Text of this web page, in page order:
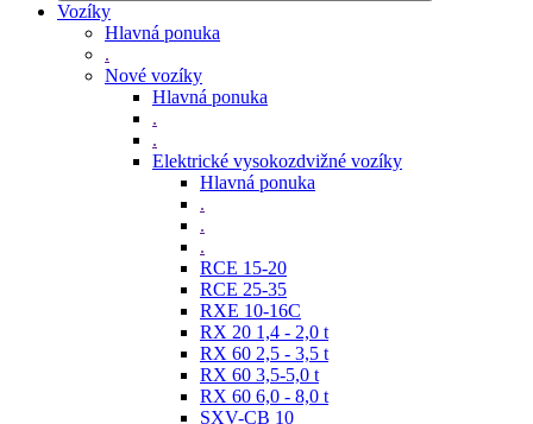
Vozíky
Hlavná ponuka
.
Nové vozíky
Hlavná ponuka
.
.
Elektrické vysokozdvižné vozíky
Hlavná ponuka
.
.
.
RCE 15-20
RCE 25-35
RXE 10-16C
RX 20 1,4 - 2,0 t
RX 60 2,5 - 3,5 t
RX 60 3,5-5,0 t
RX 60 6,0 - 8,0 t
SXV-CB 10